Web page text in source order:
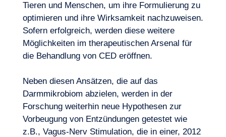
Tieren und Menschen, um ihre Formulierung zu
optimieren und ihre Wirksamkeit nachzuweisen.
Sofern erfolgreich, werden diese weitere
Möglichkeiten im therapeutischen Arsenal für
die Behandlung von CED eröffnen.
Neben diesen Ansätzen, die auf das
Darmmikrobiom abzielen, werden in der
Forschung weiterhin neue Hypothesen zur
Vorbeugung von Entzündungen getestet wie
z.B., Vagus-Nerv Stimulation, die in einer, 2012